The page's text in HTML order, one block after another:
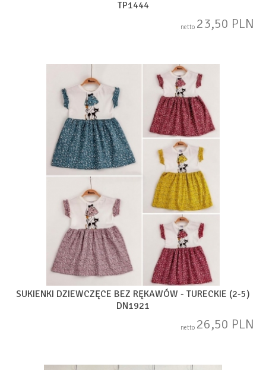
TP1444
netto 23,50 PLN
SUKIENKI DZIEWCZĘCE BEZ RĘKAWÓW - TURECKIE (2-5)
DN1921
netto 26,50 PLN